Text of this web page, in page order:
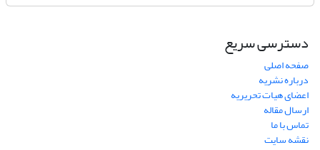
دسترسی سریع
صفحه اصلی
درباره نشریه
اعضای هیات تحریریه
ارسال مقاله
تماس با ما
نقشه سایت